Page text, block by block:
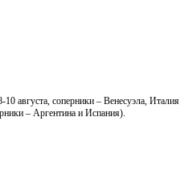
августа, соперники – Венесуэла, Италия
– Аргентина и Испания).